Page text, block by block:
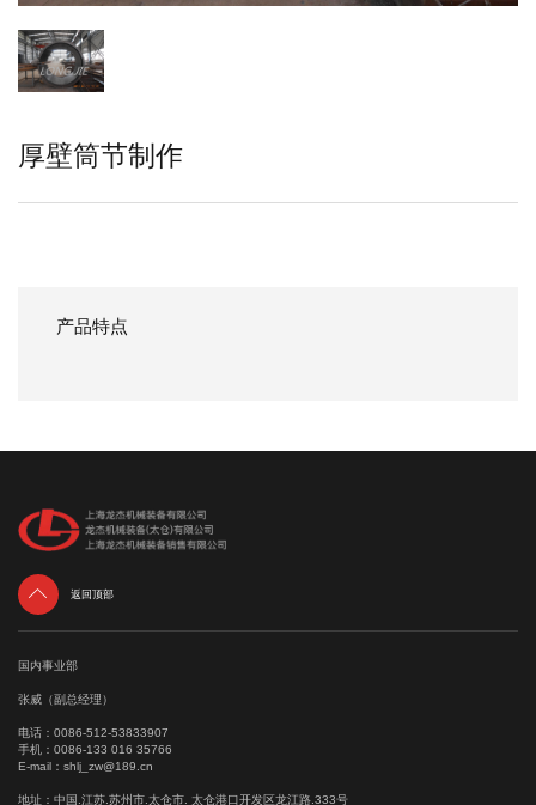
厚壁筒节制作
产品特点
 返回顶部
国内事业部
张威（副总经理）
电话： 0086-512-53833907
手机： 0086-133 016 35766
E-mail： shlj_zw@189.cn
地址：中国.江苏.苏州市.太仓市. 太仓港口开发区龙江路.333号